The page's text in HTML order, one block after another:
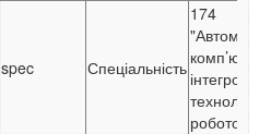
spec Спеціальність
174
інтегровані
технології